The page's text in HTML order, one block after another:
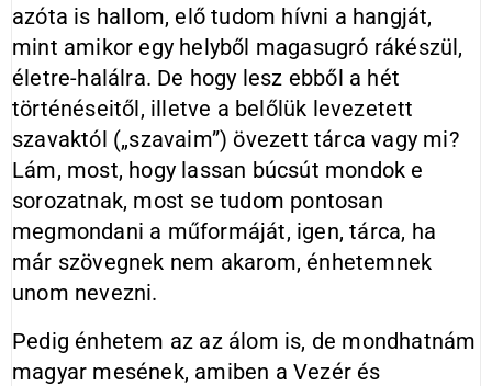
azóta is hallom, elő tudom hívni a hangját,
mint amikor egy helyből magasugró rákészül,
életre-halálra. De hogy lesz ebből a hét
történéseitől, illetve a belőlük levezetett
szavaktól („szavaim”) övezett tárca vagy mi?
Lám, most, hogy lassan búcsút mondok e
sorozatnak, most se tudom pontosan
megmondani a műformáját, igen, tárca, ha
már szövegnek nem akarom, énhetemnek
unom nevezni.
Pedig énhetem az az álom is, de mondhatnám
magyar mesének, amiben a Vezér és